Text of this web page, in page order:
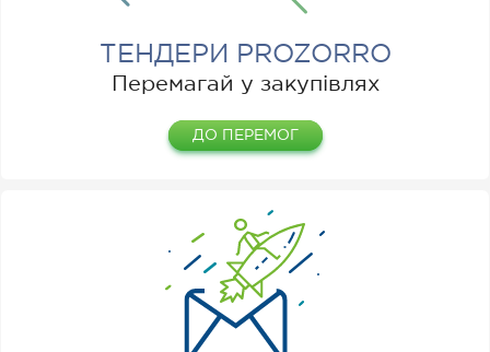
ТЕНДЕРИ PROZORRO
Перемагай у закупівлях
ДО ПЕРЕМОГ